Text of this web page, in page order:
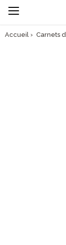
Accueil › Carnets